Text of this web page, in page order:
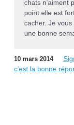
chats n'aiment
point elle est
cacher. Je
une bonne
10 mars 2014
c’est la bonne